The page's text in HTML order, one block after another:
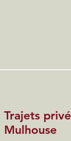
Trajets
Mulhouse